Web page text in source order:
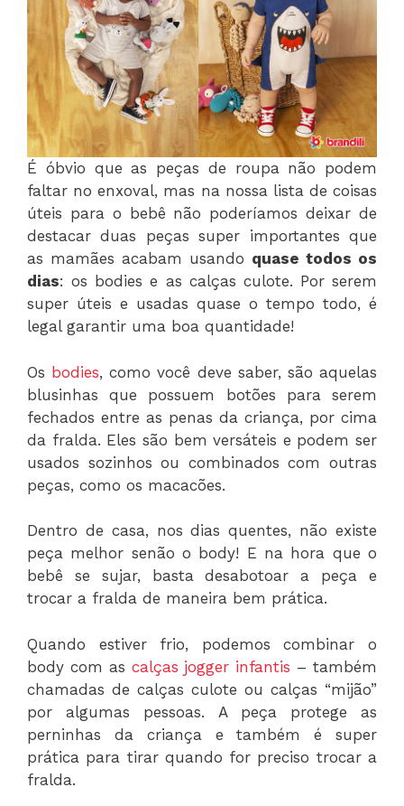
É óbvio que as peças de roupa não podem
faltar no enxoval, mas na nossa lista de coisas
úteis para o bebê não poderíamos deixar de
destacar duas peças super importantes que
as mamães acabam usando quase todos os
dias: os bodies e as calças culote. Por serem
super úteis e usadas quase o tempo todo, é
legal garantir uma boa quantidade!
Os bodies, como você deve saber, são aquelas
blusinhas que possuem botões para serem
fechados entre as penas da criança, por cima
da fralda. Eles são bem versáteis e podem ser
usados sozinhos ou combinados com outras
peças, como os macacões.
Dentro de casa, nos dias quentes, não existe
peça melhor senão o body! E na hora que o
bebê se sujar, basta desabotoar a peça e
trocar a fralda de maneira bem prática.
Quando estiver frio, podemos combinar o
body com as calças jogger infantis – também
chamadas de calças culote ou calças “mijão”
por algumas pessoas. A peça protege as
perninhas da criança e também é super
prática para tirar quando for preciso trocar a
fralda.